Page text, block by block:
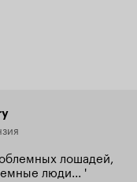
лошадей,
люди... '